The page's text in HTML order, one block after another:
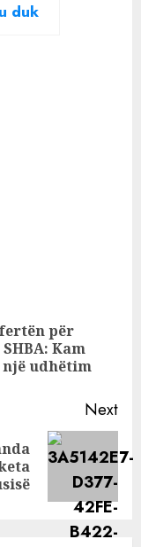
duk
për
Kam
udhëtim
Next